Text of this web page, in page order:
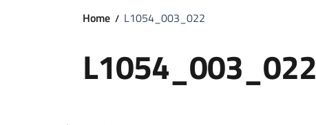
Home L1054_003_022
L1054_003_022